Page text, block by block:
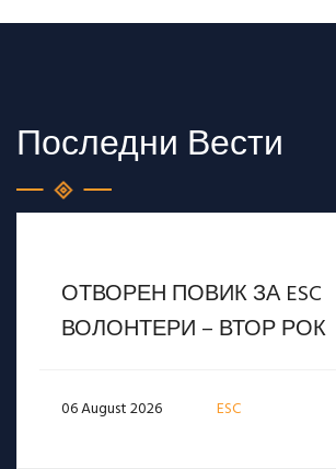
Последни Вести
ОТВОРЕН ПОВИК ЗА ESC
ВОЛОНТЕРИ – ВТОР РОК
06 August 2026 ESC